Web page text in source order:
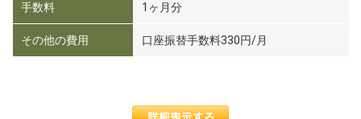
手数料 1ヶ月分
その他の費用 口座振替手数料330円/月